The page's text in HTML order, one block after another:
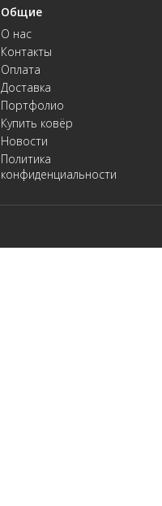
Общие
О нас
Контакты
Оплата
Доставка
Портфолио
Купить ковёр
Новости
Политика
конфиденциальности